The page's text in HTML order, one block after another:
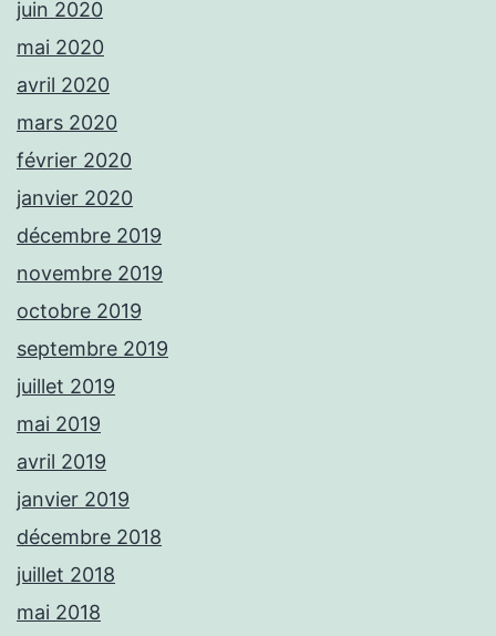
juin 2020
mai 2020
avril 2020
mars 2020
février 2020
janvier 2020
décembre 2019
novembre 2019
octobre 2019
septembre 2019
juillet 2019
mai 2019
avril 2019
janvier 2019
décembre 2018
juillet 2018
mai 2018